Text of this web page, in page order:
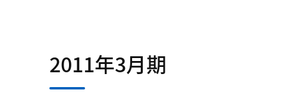
2011年3月期